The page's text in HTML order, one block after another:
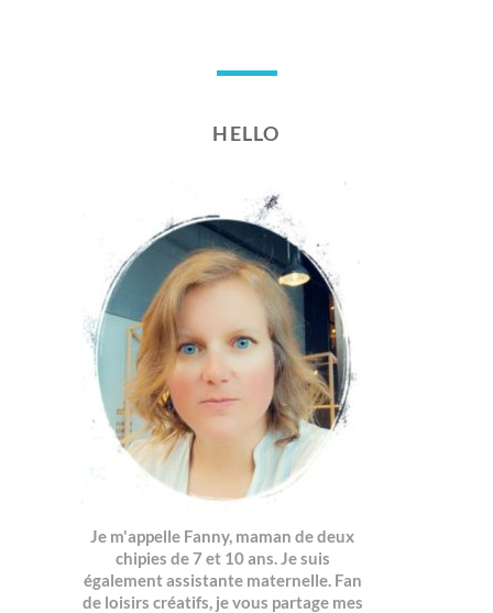
HELLO
Je m'appelle Fanny, maman de deux
chipies de 7 et 10 ans. Je suis
également assistante maternelle. Fan
de loisirs créatifs, je vous partage mes